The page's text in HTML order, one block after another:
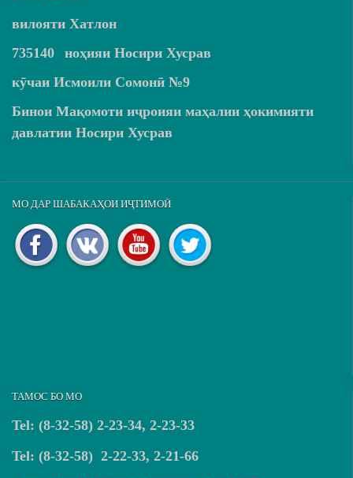
вилояти Хатлон
735140
ноҳияи Носири Хусрав
кӯчаи Исмоили Сомонӣ №9
Бинои Мақомоти иҷроияи маҳалии ҳокимияти
давлатии Носири Хусрав
МО ДАР ШАБАКАҲОИ ИҶТИМОӢ
ТАМОС БО МО
Tel: (8-32-58) 2-23-34, 2-23-33
Tel: (8-32-58) 2-22-33, 2-21-66